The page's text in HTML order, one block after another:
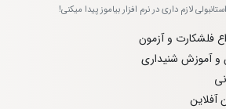
لازم داری در نرم افزار بیاموز پیدا میکنی!
فلشکارت و آزمون
و آموزش شنیداری
آفلاین